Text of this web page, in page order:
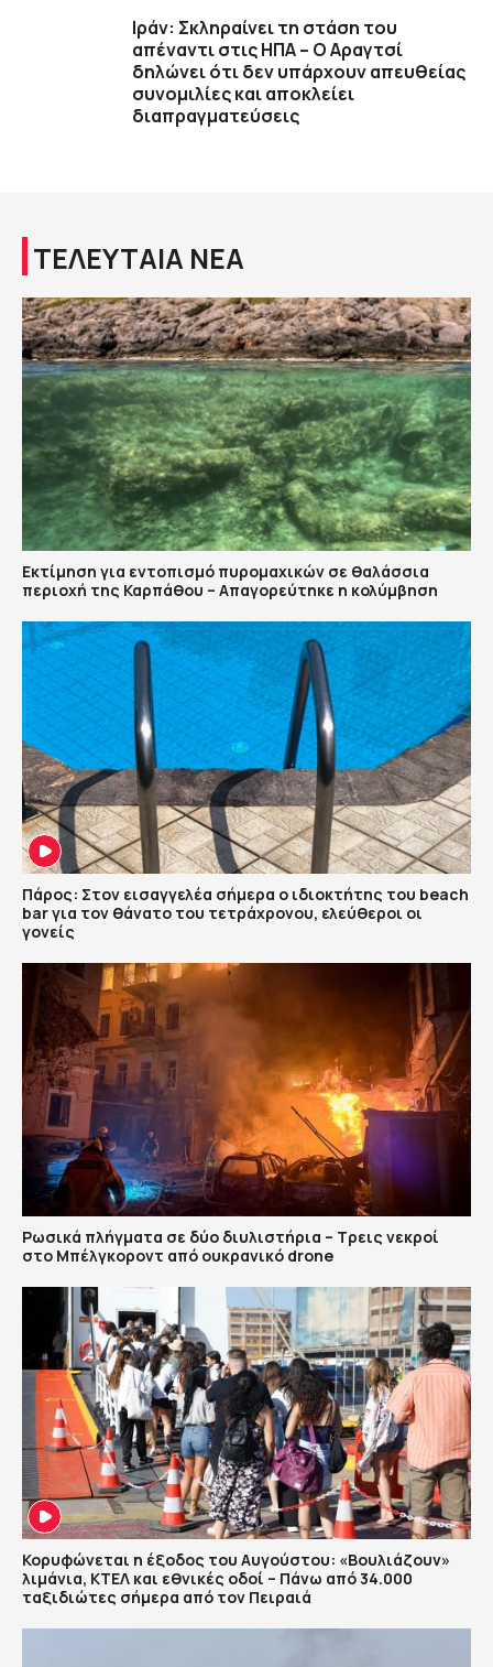
Ιράν: Σκληραίνει τη στάση του
απέναντι στις ΗΠΑ – Ο Αραγτσί
δηλώνει ότι δεν υπάρχουν απευθείας
συνομιλίες και αποκλείει
διαπραγματεύσεις
ΤΕΛΕΥΤΑΙΑ ΝΕΑ
Εκτίμηση για εντοπισμό πυρομαχικών σε θαλάσσια
περιοχή της Καρπάθου – Απαγορεύτηκε η κολύμβηση
Πάρος: Στον εισαγγελέα σήμερα ο ιδιοκτήτης του beach
bar για τον θάνατο του τετράχρονου, ελεύθεροι οι
γονείς
Ρωσικά πλήγματα σε δύο διυλιστήρια – Τρεις νεκροί
στο Μπέλγκοροντ από ουκρανικό drone
Κορυφώνεται η έξοδος του Αυγούστου: «Βουλιάζουν»
λιμάνια, ΚΤΕΛ και εθνικές οδοί – Πάνω από 34.000
ταξιδιώτες σήμερα από τον Πειραιά